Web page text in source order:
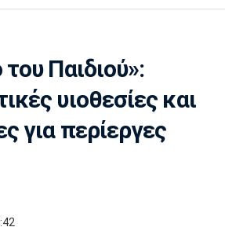
PLUS
ΑΕΚ ΠΑΟΚ
Παιδιού»:
υιοθεσίες και
για περίεργες